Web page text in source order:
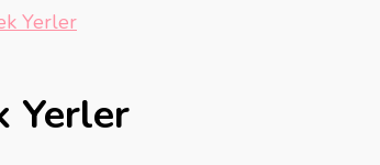
Yerler
Yerler